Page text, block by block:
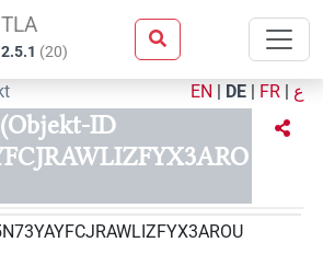
TLA
2.5.1 (20)
EN | DE | FR | ع
(Objekt-ID